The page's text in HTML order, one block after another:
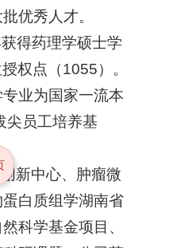
优秀人才。
得药理学硕士学
权点（1055）。
业为国家一流本
尖员工培养基
新中心、肿瘤微
白质组学湖南省
科学基金项目、